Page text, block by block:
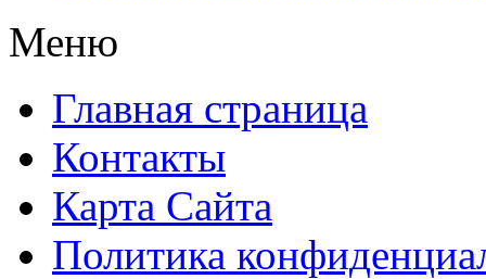
Меню
Главная страница
Контакты
Карта Сайта
Политика